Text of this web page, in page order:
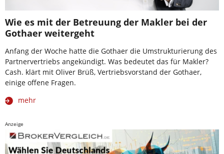
Wie es mit der Betreuung der Makler bei der
Gothaer weitergeht
Anfang der Woche hatte die Gothaer die Umstrukturierung des
Partnervertriebs angekündigt. Was bedeutet das für Makler?
Cash. klärt mit Oliver Brüß, Vertriebsvorstand der Gothaer,
einige offene Fragen.
mehr
Anzeige